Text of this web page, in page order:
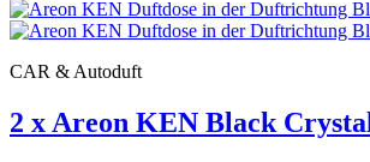
CAR & Autoduft
2 x Areon KEN Black Crystal